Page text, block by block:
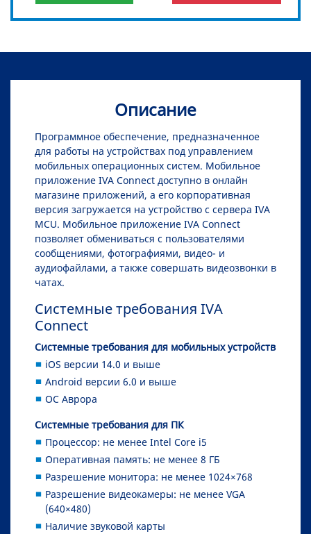
Описание
Программное обеспечение, предназначенное
для работы на устройствах под управлением
мобильных операционных систем. Мобильное
приложение IVA Connect доступно в онлайн
магазине приложений, а его корпоративная
версия загружается на устройство с сервера IVA
MCU. Мобильное приложение IVA Connect
позволяет обмениваться с пользователями
сообщениями, фотографиями, видео- и
аудиофайлами, а также совершать видеозвонки в
чатах.
Системные требования IVA
Connect
Системные требования для мобильных устройств
iOS версии 14.0 и выше
Android версии 6.0 и выше
ОС Аврора
Системные требования для ПК
Процессор: не менее Intel Core i5
Оперативная память: не менее 8 ГБ
Разрешение монитора: не менее 1024×768
Разрешение видеокамеры: не менее VGA
(640×480)
Наличие звуковой карты